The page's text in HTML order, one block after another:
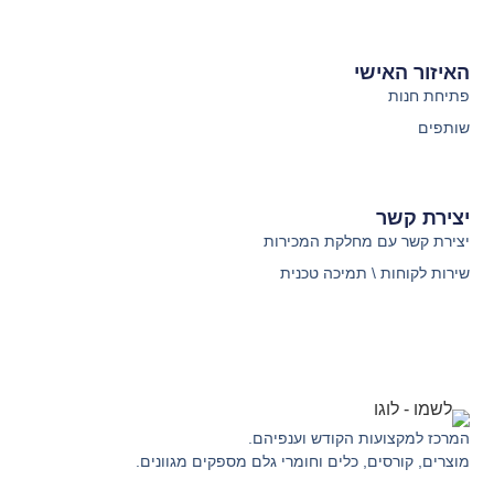
המרכז למקצועות הקודש וענפיהם.
מוצרים, קורסים, כלים וחומרי גלם מספקים מגוונים.
האיזור האישי
פתיחת חנות
שותפים
יצירת קשר
יצירת קשר עם מחלקת המכירות
שירות לקוחות \ תמיכה טכנית